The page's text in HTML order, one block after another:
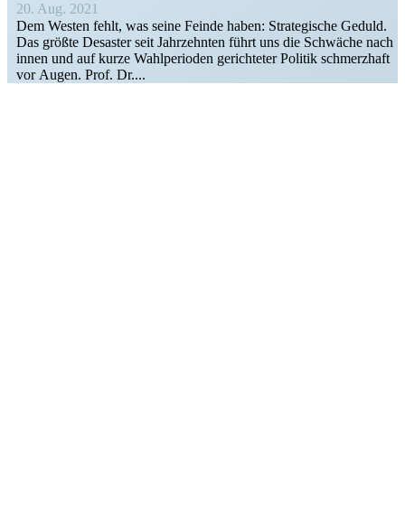
20. Aug. 2021
Dem Westen fehlt, was seine Feinde haben: Strate­gische Geduld.
Das größte Desaster seit Jahrzehnten führt uns die Schwäche nach
innen und auf kurze Wahlpe­rioden gerich­teter Politik schmerzhaft
vor Augen. Prof. Dr....